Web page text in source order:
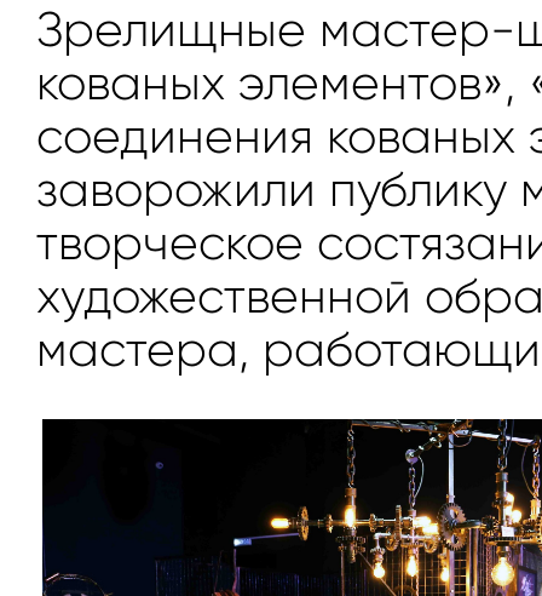
Зрелищные мастер-
кованых элементов»,
соединения кованых
заворожили публику
творческое
художественной
мастера,